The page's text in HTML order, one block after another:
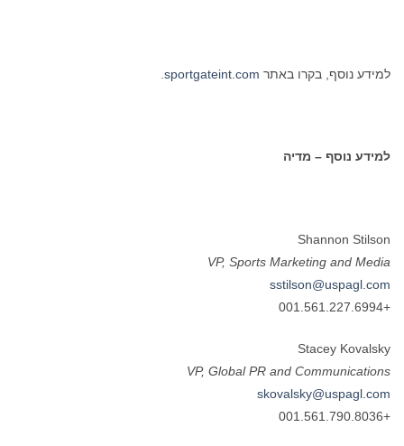
למידע נוסף, בקרו באתר sportgateint.com
למידע נוסף – מדיה
Shannon Stilson
VP, Sports Marketing and Media
sstilson@uspagl.com
+001.561.227.6994
Stacey Kovalsky
VP, Global PR and Communications
skovalsky@uspagl.com
+001.561.790.8036